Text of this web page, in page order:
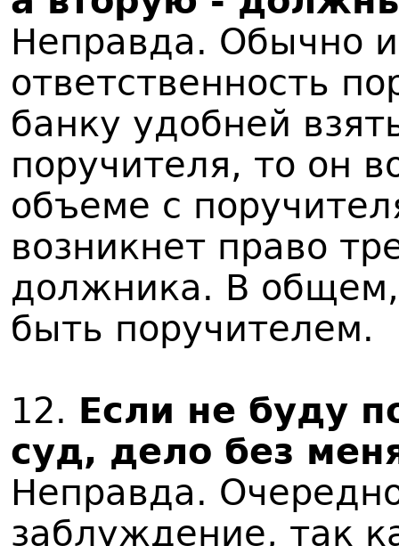
Неправда. Обычно
ответственность
банку удобней
поручителя, то он
объеме с
возникнет право
должника. В общем,
быть поручителем.
12. Если не буду
суд, дело без
Неправда.
заблуждение, так